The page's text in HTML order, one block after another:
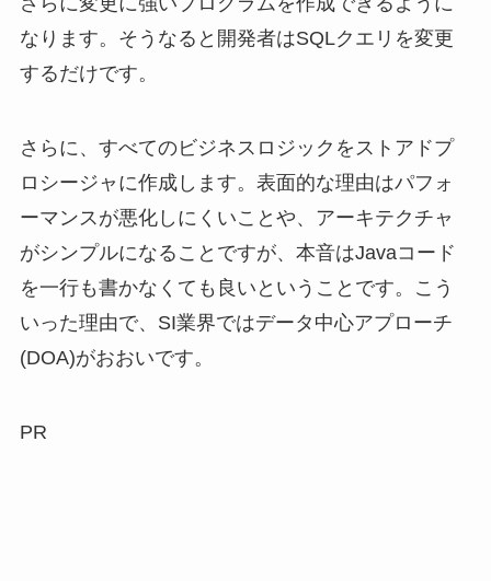
なります。そうなると開発者はSQLクエリを変更
するだけです。
さらに、すべてのビジネスロジックをストアドプ
ロシージャに作成します。表面的な理由はパフォ
ーマンスが悪化しにくいことや、アーキテクチャ
がシンプルになることですが、本音はJavaコード
を一行も書かなくても良いということです。こう
いった理由で、SI業界ではデータ中心アプローチ
(DOA)がおおいです。
PR